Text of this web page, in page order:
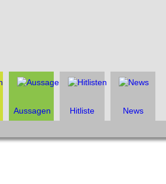
Aussagen Hitliste News